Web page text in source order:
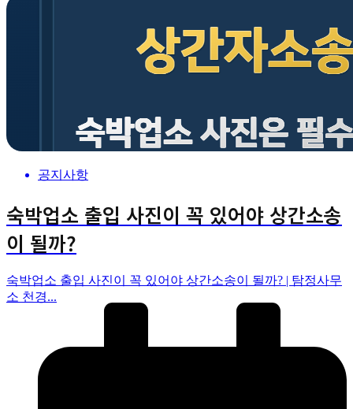
공지사항
숙박업소 출입 사진이 꼭 있어야 상간소송
이 될까?
숙박업소 출입 사진이 꼭 있어야 상간소송이 될까? | 탐정사무
소 천경...